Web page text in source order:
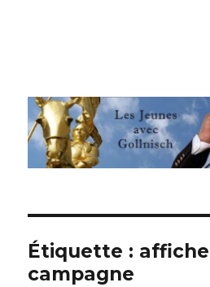
Les jeunes avec
Étiquette :
campagne